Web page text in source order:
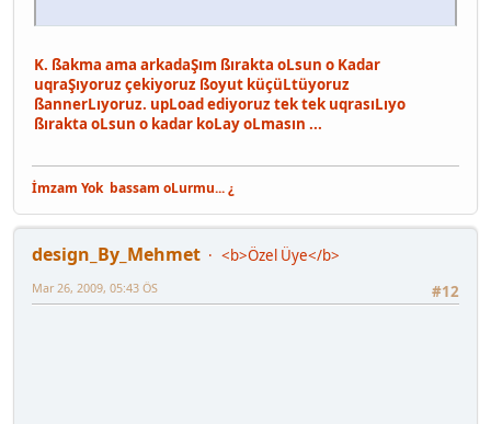
K. ßakma ama arkadaŞım ßırakta oLsun o Kadar
uqraŞıyoruz çekiyoruz ßoyut küçüLtüyoruz
ßannerLıyoruz. upLoad ediyoruz tek tek uqrasıLıyo
ßırakta oLsun o kadar koLay oLmasın ...
İmzam Yok bassam oLurmu... ¿
design_By_Mehmet
<b>Özel Üye</b>
#12
Mar 26, 2009, 05:43 ÖS